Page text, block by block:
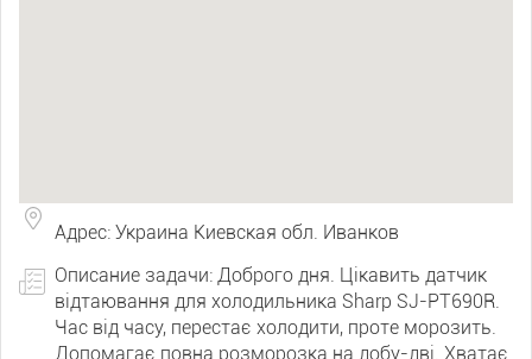
Адрес: Украина Киевская обл. Иванков
Описание задачи: Доброго дня. Цікавить датчик
відтаювання для холодильника Sharp SJ-PT690R.
Час від часу, перестає холодити, проте морозить.
Допомагає повна розморозка на добу-дві. Хватає